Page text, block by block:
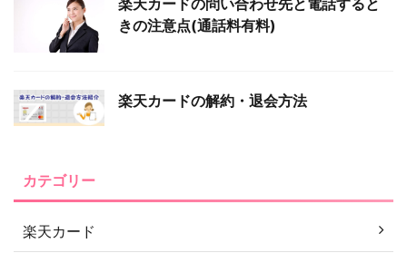
きの注意点(通話料有料)
楽天カードの解約・退会方法
カテゴリー
楽天カード